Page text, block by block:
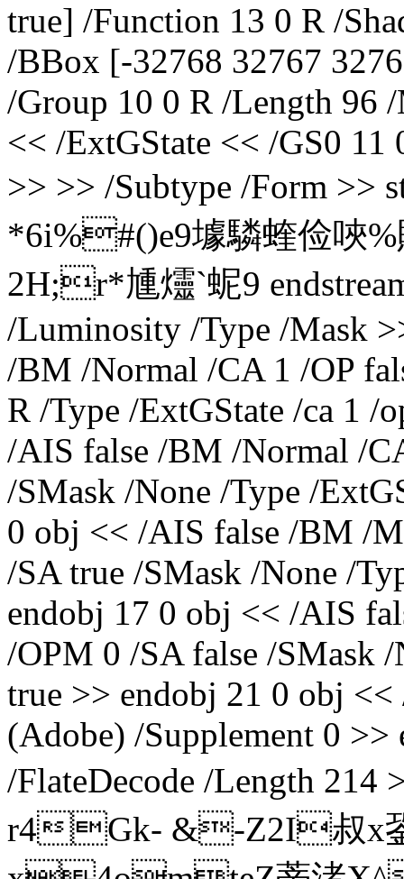
true] /Function 13 0 R /
/BBox [-32768 32767
/Group 10 0 R /Length 96
<< /ExtGState << /GS0
>> >> /Subtype /Form >>
*6i%#()e9壉驎蝰俭唊
2H;r*尰爧`蚭9
/Luminosity /Type /Mask
/BM /Normal /CA 1 /OP
R /Type /ExtGState /ca 1 /
/AIS false /BM /Normal /
/SMask /None /Type /
0 obj << /AIS false /BM /
/SA true /SMask /None /
endobj 17 0 obj << /AIS
/OPM 0 /SA false /SMask
true >> endobj 21 0 obj
(Adobe) /Supplement 0
/FlateDecode /Length 214
r4Gk- &-Z2I叔x銎